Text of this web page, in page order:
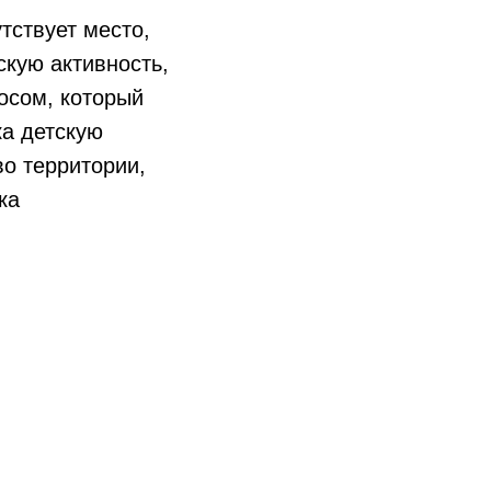
место,
активность,
который
детскую
территории,